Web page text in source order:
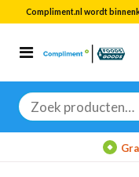
Compliment.nl wordt
Zoeken
naar: